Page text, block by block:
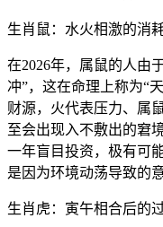
生肖鼠：水火相激的消
在2026年，属鼠的人由
冲”，这在命理上称为“
财源，火代表压力、属
至会出现入不敷出的窘
一年盲目投资，极有可
是因为环境动荡导致的
生肖虎：寅午相合后的